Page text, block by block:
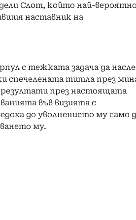
Слот, който най-
наставник на
с тежката задача да
спечелената титла през
резултати през настоящата
във визията с
до уволнението му само
му.